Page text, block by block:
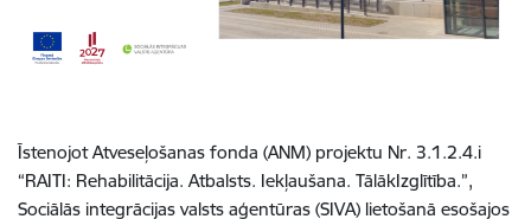
Īstenojot Atveseļošanas fonda (ANM) projektu Nr. 3.1.2.4.i
“RAITI: Rehabilitācija. Atbalsts. Iekļaušana. TālākIzglītība.”,
Sociālās integrācijas valsts aģentūras (SIVA) lietošanā esošajos